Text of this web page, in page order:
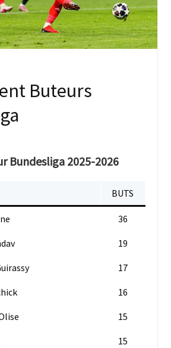
Buteurs
Bundesliga 2025-2026
BUTS
36
19
17
16
15
15